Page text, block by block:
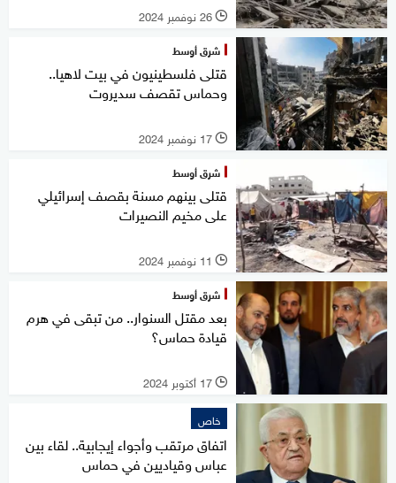
l 26 نوفمبر 2024
شرق أوسط
قتلى فلسطينيون في بيت لاهيا..
وحماس تقصف سديروت
l 17 نوفمبر 2024
شرق أوسط
قتلى بينهم مسنة بقصف إسرائيلي
على مخيم النصيرات
l 11 نوفمبر 2024
شرق أوسط
بعد مقتل السنوار.. من تبقى في هرم
قيادة حماس؟
l 17 أكتوبر 2024
خاص
اتفاق مرتقب وأجواء إيجابية.. لقاء بين
عباس وقياديين في حماس